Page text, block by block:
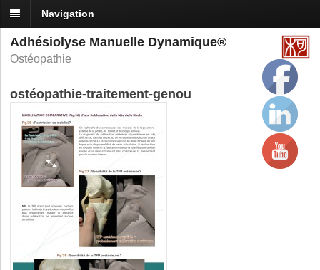
Navigation
Adhésiolyse Manuelle Dynamique®
Ostéopathie
ostéopathie-traitement-genou